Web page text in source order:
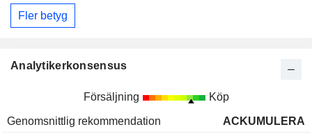
Fler betyg
Analytikerkonsensus
Försäljning Köp
Genomsnittlig rekommendation
ACKUMULERA